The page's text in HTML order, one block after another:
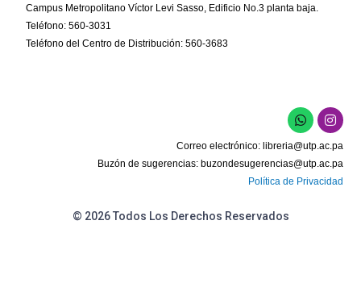
Campus Metropolitano Víctor Levi Sasso, Edificio No.3 planta baja.
Teléfono: 560-3031
Teléfono del Centro de Distribución: 560-3683
W
h
a
t
s
a
p
I
n
s
t
a
g
r
Correo electrónico: libreria@utp.ac.pa
Buzón de sugerencias: buzondesugerencias@utp.ac.pa
Política de Privacidad
© 2026 Todos Los Derechos Reservados